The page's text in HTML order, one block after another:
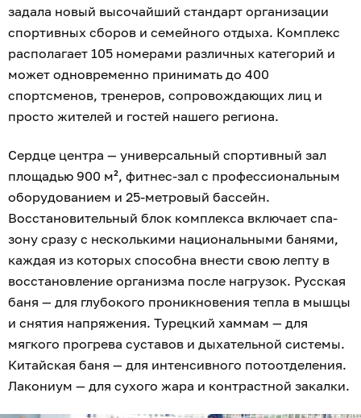
задала новый высочайший стандарт организации
спортивных сборов и семейного отдыха. Комплекс
располагает 105 номерами различных категорий и
может одновременно принимать до 400
спортсменов, тренеров, сопровождающих лиц и
просто жителей и гостей нашего региона.
Сердце центра — универсальный спортивный зал
площадью 900 м², фитнес-зал с профессиональным
оборудованием и 25-метровый бассейн.
Восстановительный блок комплекса включает спа-
зону сразу с несколькими национальными банями,
каждая из которых способна внести свою лепту в
восстановление организма после нагрузок. Русская
баня — для глубокого проникновения тепла в мышцы
и снятия напряжения. Турецкий хаммам — для
мягкого прогрева суставов и дыхательной системы.
Китайская баня — для интенсивного потоотделения.
Лакониум — для сухого жара и контрастной закалки.